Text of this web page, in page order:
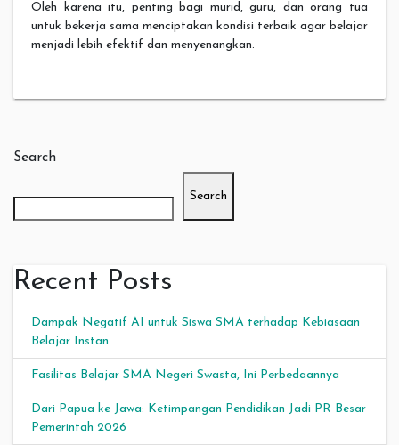
Oleh karena itu, penting bagi murid, guru, dan orang tua
untuk bekerja sama menciptakan kondisi terbaik agar belajar
menjadi lebih efektif dan menyenangkan.
Search
Search
Recent Posts
Dampak Negatif AI untuk Siswa SMA terhadap Kebiasaan
Belajar Instan
Fasilitas Belajar SMA Negeri Swasta, Ini Perbedaannya
Dari Papua ke Jawa: Ketimpangan Pendidikan Jadi PR Besar
Pemerintah 2026